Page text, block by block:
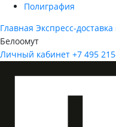
Полиграфия
Главная Экспресс-
Белоомут
Личный кабинет +7 495